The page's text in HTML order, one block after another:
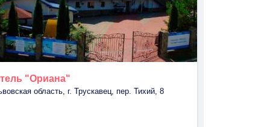
"Ориана"
область, г. Трускавец, пер. Тихий, 8